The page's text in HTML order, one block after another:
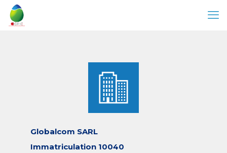
Globalcom SARL
Immatriculation 10040